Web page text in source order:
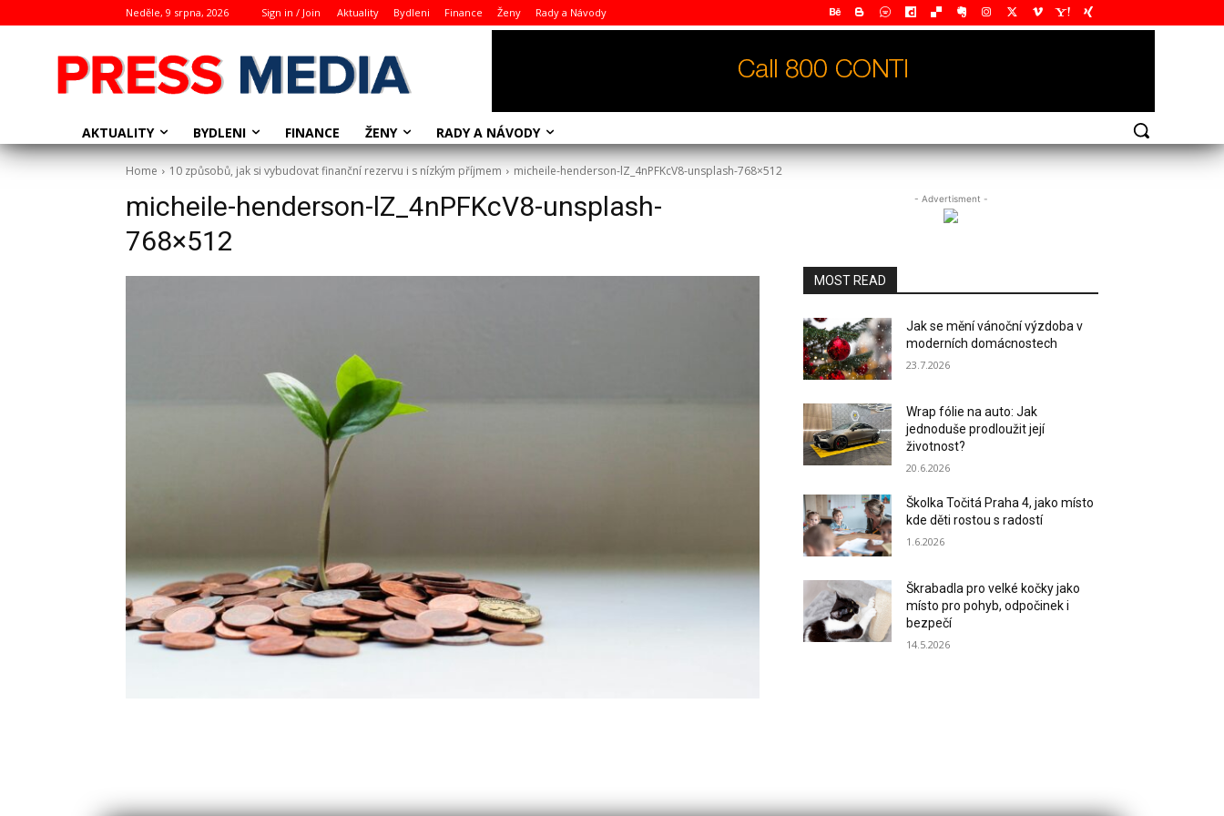
Neděle, 9 srpna, 2026 Sign in / Join Aktuality Bydleni Finance Ženy Rady a Návody
AKTUALITY BYDLENI FINANCE ŽENY RADY A NÁVODY
Home 10 způsobů, jak si vybudovat finanční rezervu i s nízkým příjmem micheile-henderson-lZ_4nPFKcV8-unsplash-768×512
micheile-henderson-lZ_4nPFKcV8-unsplash-
768×512
- Advertisment -
MOST READ
Jak se mění vánoční výzdoba v
moderních domácnostech
23.7.2026
Wrap fólie na auto: Jak
jednoduše prodloužit její
životnost?
20.6.2026
Školka Točitá Praha 4, jako místo
kde děti rostou s radostí
1.6.2026
Škrabadla pro velké kočky jako
místo pro pohyb, odpočinek i
bezpečí
14.5.2026